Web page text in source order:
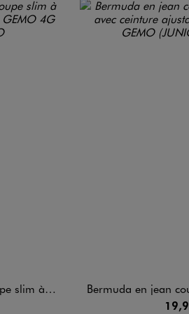
garçon
Bermuda en jean coupe Cargo